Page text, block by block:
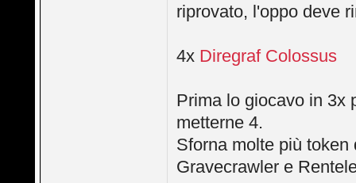
riprovato, l'oppo deve
4x Diregraf Colossus
Prima lo giocavo in 3x
metterne 4.
Sforna molte più
Gravecrawler e